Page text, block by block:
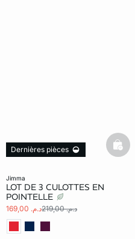
jimma
LOT DE 3 CULOTTES EN
POINTELLE
د.م. 169,00 د.م. 219,00
Dernières pièces